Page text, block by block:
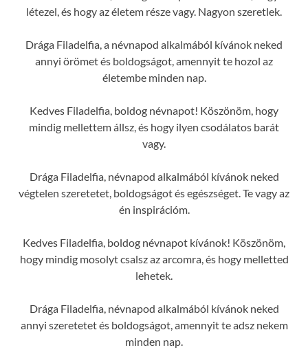
létezel, és hogy az életem része vagy. Nagyon szeretlek.
Drága Filadelfia, a névnapod alkalmából kívánok neked
annyi örömet és boldogságot, amennyit te hozol az
életembe minden nap.
Kedves Filadelfia, boldog névnapot! Köszönöm, hogy
mindig mellettem állsz, és hogy ilyen csodálatos barát
vagy.
Drága Filadelfia, névnapod alkalmából kívánok neked
végtelen szeretetet, boldogságot és egészséget. Te vagy az
én inspirációm.
Kedves Filadelfia, boldog névnapot kívánok! Köszönöm,
hogy mindig mosolyt csalsz az arcomra, és hogy melletted
lehetek.
Drága Filadelfia, névnapod alkalmából kívánok neked
annyi szeretetet és boldogságot, amennyit te adsz nekem
minden nap.